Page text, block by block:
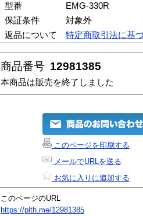
型番
EMG-330R
保証条件
対象外
返品について
特定商取引法に基
商品番号 12981385
本商品は販売を終了しました
このページを印刷する
メールでURLを送る
お気に入りに追加する
このページのURL
https://plth.me/12981385